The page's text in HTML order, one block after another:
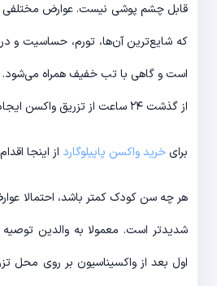
قابل چشم پوشی نیست. عوارض مختلفی
که شایع‌ترین آن‌ها، تورم، حساسیت و
است و گاهی با تب خفیف همراه می‌شود.
از گذشت ۲۴ ساعت از تزریق واکسن ایجاد خواهند شد.
برایخرید واکسن پاپیلوگارد از اینجا
هر چه سن کودک کمتر باشد، احتمالا
اول بعد از واکسیناسیون بر روی محل